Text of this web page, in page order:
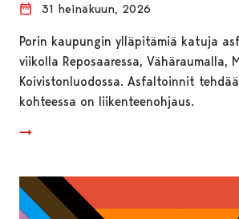
31 heinäkuun, 2026
Porin kaupungin ylläpitämiä katuja
viikolla Reposaaressa, Vähäraumalla,
Koivistonluodossa. Asfaltoinnit
kohteessa on liikenteenohjaus.